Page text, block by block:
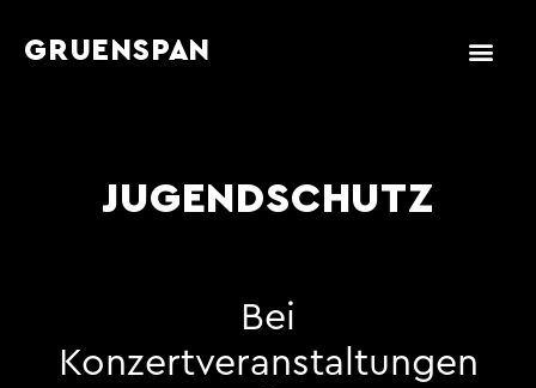
GRUENSPAN
JUGENDSCHUTZ
Bei
Konzertveranstaltungen